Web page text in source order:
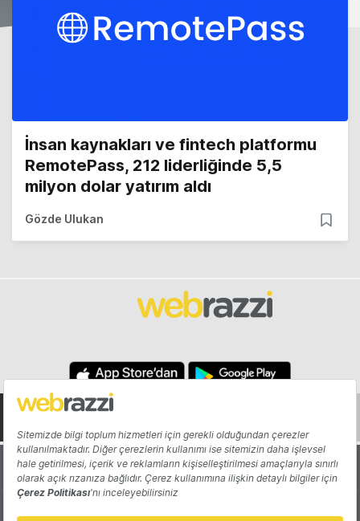
İnsan kaynakları ve fintech platformu
RemotePass, 212 liderliğinde 5,5
milyon dolar yatırım aldı
Gözde Ulukan
Hakkında Yazarlar
Katkıda Bulun Reklam